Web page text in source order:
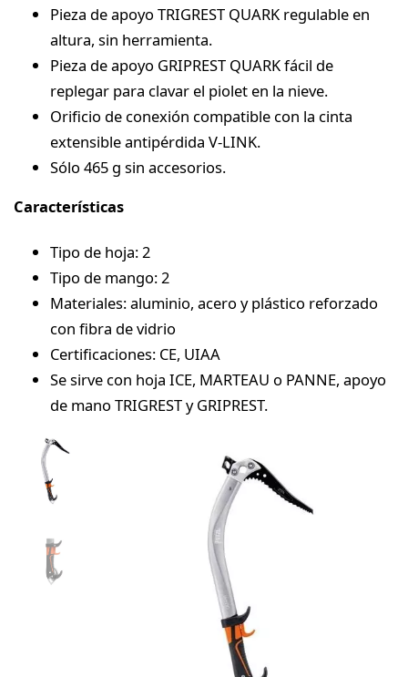
Pieza de apoyo TRIGREST QUARK regulable en
altura, sin herramienta.
Pieza de apoyo GRIPREST QUARK fácil de
replegar para clavar el piolet en la nieve.
Orificio de conexión compatible con la cinta
extensible antipérdida V-LINK.
Sólo 465 g sin accesorios.
Características
Tipo de hoja: 2
Tipo de mango: 2
Materiales: aluminio, acero y plástico reforzado
con fibra de vidrio
Certificaciones: CE, UIAA
Se sirve con hoja ICE, MARTEAU o PANNE, apoyo
de mano TRIGREST y GRIPREST.